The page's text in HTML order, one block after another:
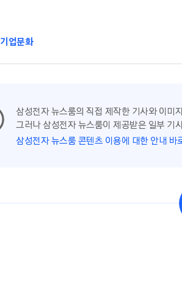
기업문화
삼성전자 뉴스룸의 직접 제작한 기사와 이미
그러나 삼성전자 뉴스룸이 제공받은 일부 기
삼성전자 뉴스룸 콘텐츠 이용에 대한 안내 바